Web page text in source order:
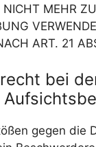
MEHR
ART. 21
bei
gegen die